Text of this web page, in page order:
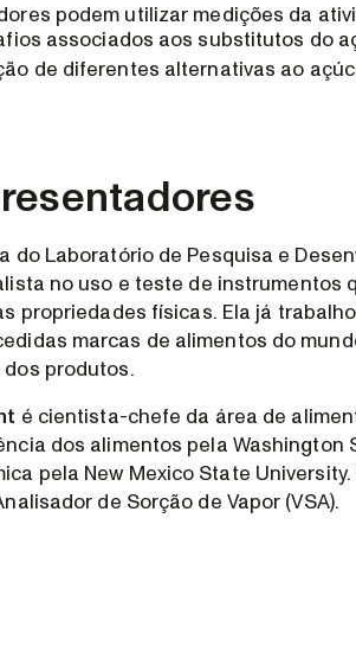
podem utilizar medições da
associados aos substitutos do
de diferentes alternativas ao
do Laboratório de Pesquisa e
no uso e teste de instrumentos
propriedades físicas. Ela já
marcas de alimentos do
produtos.
é cientista-chefe da área de
dos alimentos pela Washington
pela New Mexico State
de Sorção de Vapor (VSA).